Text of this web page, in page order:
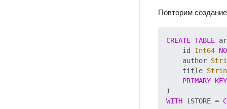
Повторим
CREATE TABLE
    id
Int64
    author
    title
PRIMARY KEY
WITH (STORE =